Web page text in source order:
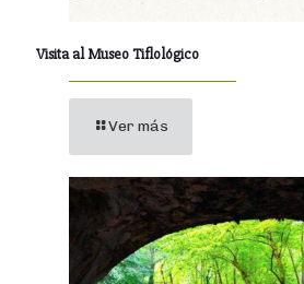
Visita al Museo Tiflológico
Ver más